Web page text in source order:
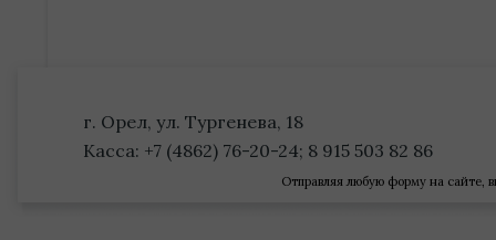
г. Орел, ул. Тургенева, 18
Касса: +7 (4862) 76-20-24; 8 915 503 82 86
Отправляя любую форму на сайте,